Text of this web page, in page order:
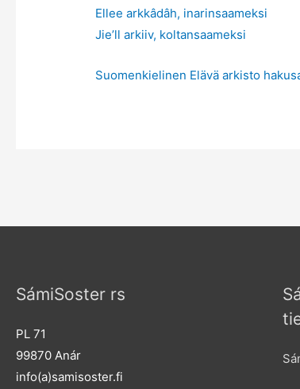
Ellee arkkâdâh, inarinsaameksi
Jie’ll arkiiv, koltansaameksi
Suomenkielinen Elävä arkisto
SámiSoster rs
PL 71
99870 Anár
info(a)samisoster.fi